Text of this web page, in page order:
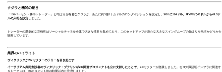
クジラと機関の動き
「100パーセント勝率トレーダー」と呼ばれる有名なクジラが、新たに約3億8千万ドルのロングポジションを設定し、 SOLに184ドル、HYPEに40ドルから41.3ド
ルの入札を設定しました。
トレーダーの歴史的な正確性はソーシャルチャネル全体で大きな注目を集めており、このセットアップが新たな大きなスイングムーブの始まりを示すかどうかを
観察しています。
業界のハイライト
ヴィタリックがZKセクターのラリーを引き起こす
イーサリアム共同創設者のヴィタリック・ブテリンがZK関連プロジェクトを公に支持したことで、ZKセクターが急騰しました。ゼロ知識証明インフラに関連す
るトークンは、彼のコメント後24時間以内に倍増しました。